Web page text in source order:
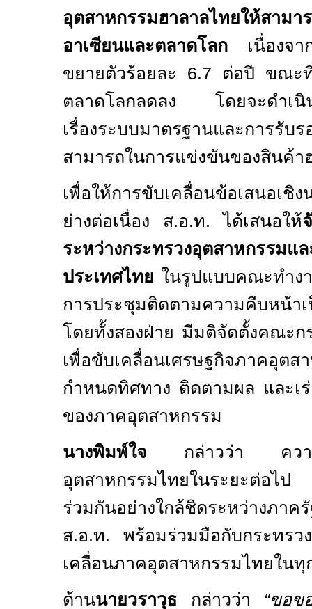
อุตสาหกรรมฮาลาลไทยให้สามา
อาเซียนและตลาดโลก เนื่องจ
ขยายตัวร้อยละ 6.7 ต่อปี ขณะ
ตลาดโลกลดลง โดยจะดำเนิ
เรื่องระบบมาตรฐานและการรับ
สามารถในการแข่งขันของสินค้า
เพื่อให้การขับเคลื่อนข้อเสนอเชิ
ย่างต่อเนื่อง ส.อ.ท. ได้เสนอให้
ระหว่างกระทรวงอุตสาหกรรมแ
ประเทศไทย ในรูปแบบคณะทำง
การประชุมติดตามความคืบหน้
โดยทั้งสองฝ่าย มีมติจัดตั้งคณะก
เพื่อขับเคลื่อนเศรษฐกิจภาคอุ
กำหนดทิศทาง ติดตามผล และเ
ของภาคอุตสาหกรรม
นางพิมพ์ใจ กล่าวว่า ความส
อุตสาหกรรมไทยในระยะต่อไป
ร่วมกันอย่างใกล้ชิดระหว่างภา
ส.อ.ท. พร้อมร่วมมือกับกระทรว
เคลื่อนภาคอุตสาหกรรมไทยในทุ
ด้านนายวราวุธ กล่าวว่า “ขอ